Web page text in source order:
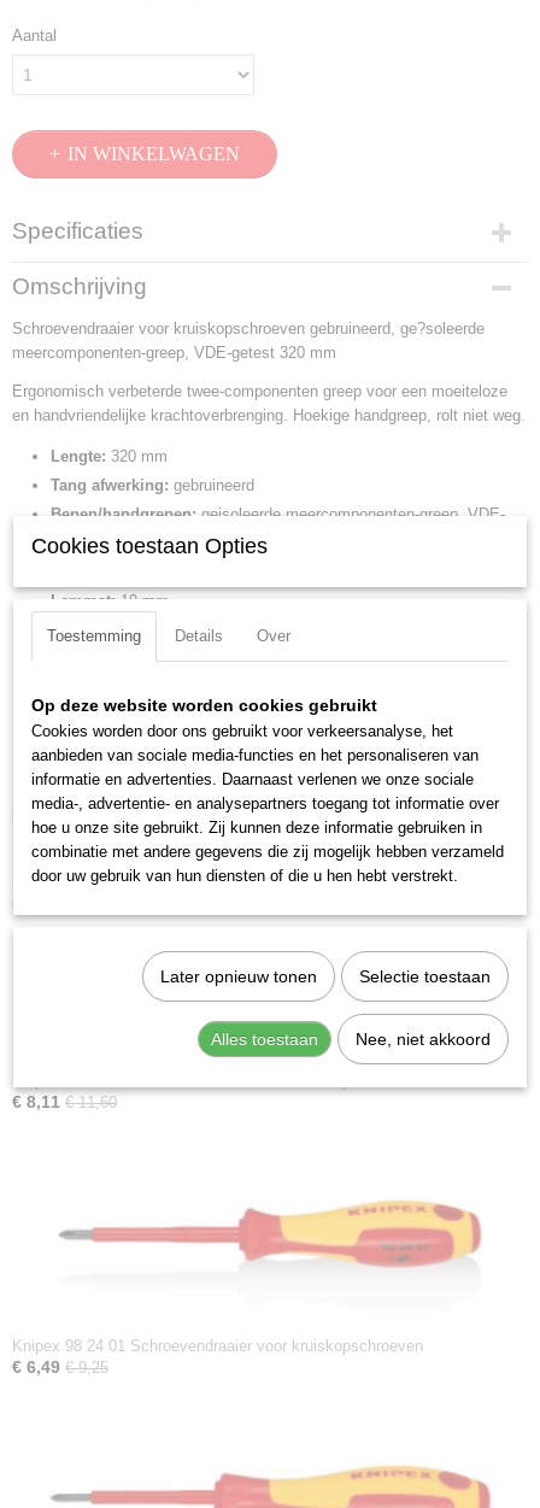
Aantal
IN WINKELWAGEN
Specificaties
Productcode
98 24 04
EAN code
4003773026471
Productcode leverancier
98 24 04
0,24 Kg
Bruto gewicht
0,24 Kg
Afmetingen (l,b,h)
Omschrijving
Schroevendraaier voor kruiskopschroeven gebruineerd, ge?soleerde
meercomponenten-greep, VDE-getest 320 mm
Ergonomisch verbeterde twee-componenten greep voor een moeiteloze
en handvriendelijke krachtoverbrenging. Hoekige handgreep, rolt niet weg.
Lengte: 320 mm
Tang afwerking: gebruineerd
Benen/handgrepen: geisoleerde meercomponenten-greep, VDE-
getest
Lemmet: 10 mm
Kling lengte:
200 mm
120 mm
Grootte:PH4
DIN: DIN EN 60900
IEC:IEC 60900
Downloads:
Datasheet specificaties
€ 8,11 € 11,60
Knipex 98 24 01 Schroevendraaier voor kruiskopschroeven
€ 6,49 € 9,25
Cookies toestaan Opties
Toestemming Details Over
Op deze website worden cookies gebruikt
Cookies worden door ons gebruikt voor verkeersanalyse, het
aanbieden van sociale media-functies en het personaliseren van
informatie en advertenties. Daarnaast verlenen we onze sociale
media-, advertentie- en analysepartners toegang tot informatie over
hoe u onze site gebruikt. Zij kunnen deze informatie gebruiken in
combinatie met andere gegevens die zij mogelijk hebben verzameld
door uw gebruik van hun diensten of die u hen hebt verstrekt.
Later opnieuw tonen Selectie toestaan
Alles toestaan Nee, niet akkoord